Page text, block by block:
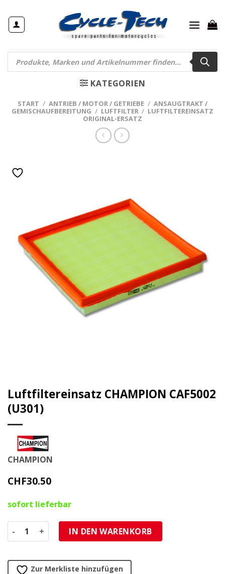
Inhalt
springen
Products
search
KATEGORIEN
START / ANTRIEB / MOTOR / GETRIEBE / ANSAUGTRAKT /
GEMISCHAUFBEREITUNG / LUFTFILTER / LUFTFILTEREINSATZ
ORIGINAL-ERSATZ
Luftfiltereinsatz CHAMPION CAF5002
(U301)
CHAMPION
CHF30.50
sofort lieferbar
Luftfiltereinsatz CHAMPION CAF5002 (U301) Menge
IN DEN WARENKORB
Zur Merkliste hinzufügen